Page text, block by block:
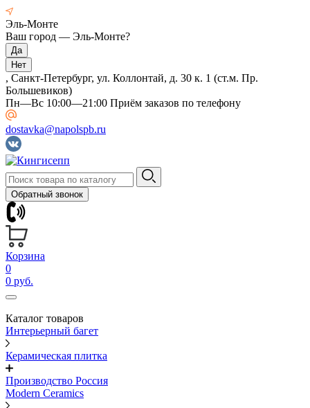
Эль-Монте
Ваш город — Эль-Монте?
, Санкт-Петербург, ул. Коллонтай, д. 30 к. 1 (ст.м. Пр.
Большевиков)
Пн—Вс 10:00—21:00 Приём заказов по телефону
dostavka@napolspb.ru
Обратный звонок
Корзина
0
0 руб.
Каталог товаров
Интерьерный багет
Керамическая плитка
Производство Россия
Modern Ceramics